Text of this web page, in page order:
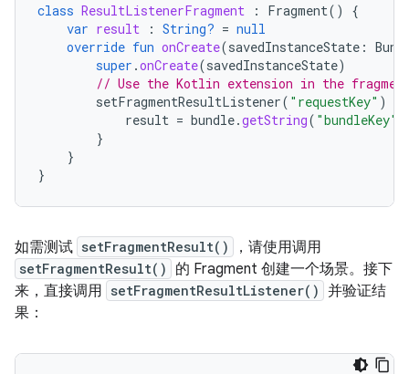
class ResultListenerFragment : Fragment()
{
var result : String? = null
override fun onCreate(savedInstanceState :
super .onCreate(savedInstanceState)
// Use the Kotlin extension in the
setFragmentResultListener( "requestKey" )
result = bundle.getString( "bundleKey"
}
}
}
如需测试 setFragmentResult() ，请使用调用
setFragmentResult()
的 Fragment 创建一个场景。接下
来，直接调用 setFragmentResultListener() 并验证结
果：